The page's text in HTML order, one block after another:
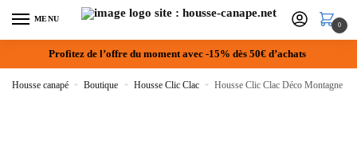
MENU
0
Profitez de l’offre du moment avec -15% dès 50€ d’achats
Housse canapé » Boutique » Housse Clic Clac » Housse Clic Clac Déco Montagne